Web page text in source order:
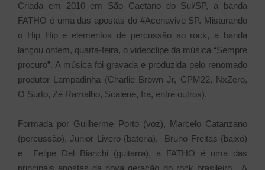
Criada em 2010 em São Caetano do Sul/SP, a banda
FATHO é uma das apostas do #Acenavive SP. Misturando
o Hip Hip e elementos de percussão ao rock, a banda
lançou ontem, quarta-feira, o videoclipe da música “Sempre
procuro”. A música foi gravada e produzida pelo renomado
produtor Lampadinha (Charlie Brown Jr, CPM22, NxZero,
O Surto, Zé Ramalho, Scalene, Ira, entre outros).
Formada por Guilherme Porto (voz), Marcelo Catanzano
(percussão), Junior Livero (bateria), Bruno Freitas (baixo)
e Felipe Del Bianchi (guitarra), a FATHO é uma das